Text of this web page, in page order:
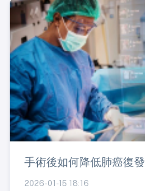
手術後如何降低肺癌復
2026-01-15 18:16